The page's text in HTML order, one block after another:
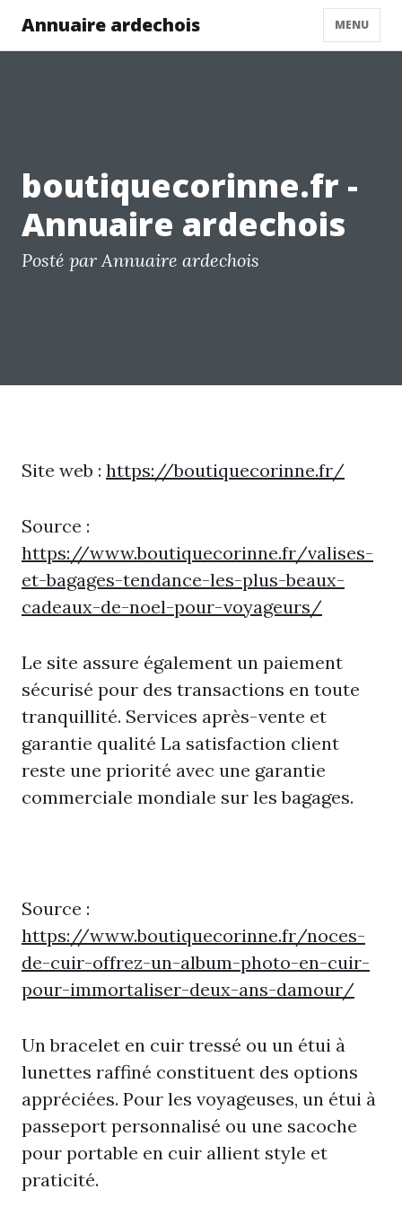
Annuaire ardechois MENU
boutiquecorinne.fr -
Annuaire ardechois
Posté par Annuaire ardechois
Site web : https://boutiquecorinne.fr/
Source :
https://www.boutiquecorinne.fr/valises-
et-bagages-tendance-les-plus-beaux-
cadeaux-de-noel-pour-voyageurs/
Le site assure également un paiement
sécurisé pour des transactions en toute
tranquillité. Services après-vente et
garantie qualité La satisfaction client
reste une priorité avec une garantie
commerciale mondiale sur les bagages.
Source :
https://www.boutiquecorinne.fr/noces-
de-cuir-offrez-un-album-photo-en-cuir-
pour-immortaliser-deux-ans-damour/
Un bracelet en cuir tressé ou un étui à
lunettes raffiné constituent des options
appréciées. Pour les voyageuses, un étui à
passeport personnalisé ou une sacoche
pour portable en cuir allient style et
praticité.